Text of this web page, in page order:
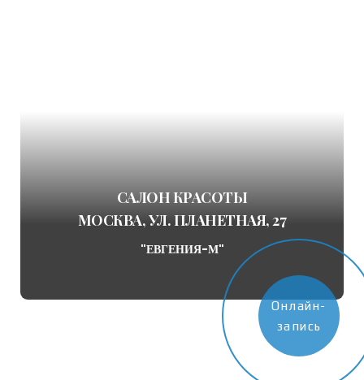
САЛОН КРАСОТЫ
МОСКВА, УЛ. ПЛАНЕТНАЯ, 27
"ЕВГЕНИЯ-М"
Онлайн-
запись